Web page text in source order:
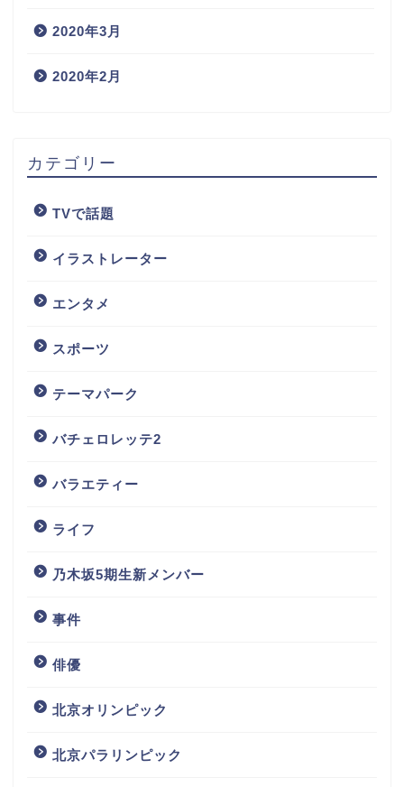
2020年3月
2020年2月
カテゴリー
TVで話題
イラストレーター
エンタメ
スポーツ
テーマパーク
バチェロレッテ2
バラエティー
ライフ
乃木坂5期生新メンバー
事件
俳優
北京オリンピック
北京パラリンピック